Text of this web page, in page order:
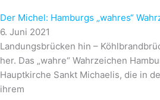
Der Michel: Hamburgs „wahres“
6. Juni 2021
Landungsbrücken hin –
her. Das „wahre“ Wahrzeichen
Hauptkirche Sankt Michaelis, die in
ihrem